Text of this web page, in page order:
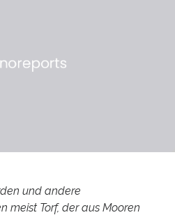
und andere
meist Torf, der aus Mooren